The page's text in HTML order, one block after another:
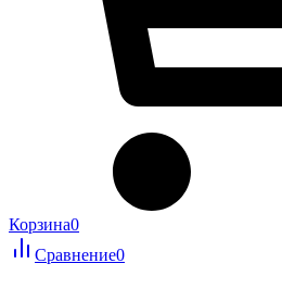
Корзина0
Сравнение0